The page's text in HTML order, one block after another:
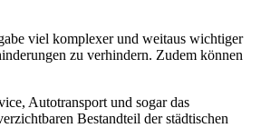
viel komplexer und weitaus wichtiger
zu verhindern. Zudem können
Autotransport und sogar das
Bestandteil der städtischen